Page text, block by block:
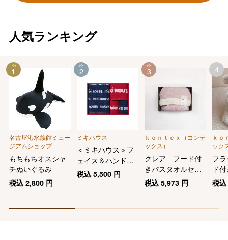
人気ランキング
名古屋港水族館ミュー
ジアムショップ
もちもちオスシャ
チぬいぐるみ
税込 2,800円
1
ミキハウス
＜ミキハウス＞フ
ェイス＆ハンド＆
ミニタオル２枚セ
ット
税込5,500 円
2
ｋｏｎｔｅｘ（コンテ
ックス）
クレア フード付
きバスタオルセッ
ト
税込5,973 円
3
ｋｏ
ック
フ
ド
セ
税
4
バレンタインチョコレート